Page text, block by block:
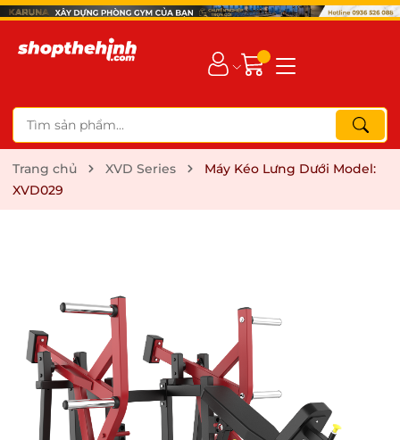
Trang chủ XVD Series
Máy Kéo Lưng Dưới Model:
XVD029